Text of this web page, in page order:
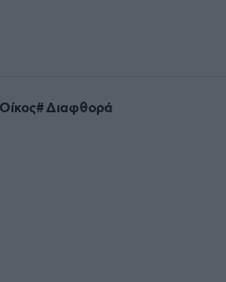
Διαφθορά